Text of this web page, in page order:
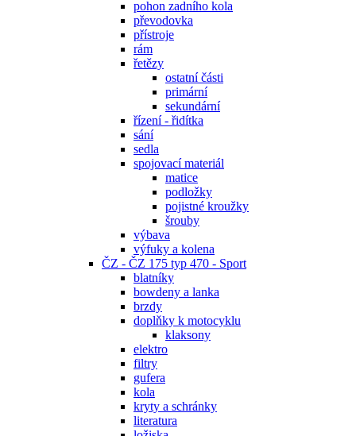
pohon zadního kola
převodovka
přístroje
rám
řetězy
ostatní části
primární
sekundární
řízení - řidítka
sání
sedla
spojovací materiál
matice
podložky
pojistné kroužky
šrouby
výbava
výfuky a kolena
ČZ - ČZ 175 typ 470 - Sport
blatníky
bowdeny a lanka
brzdy
doplňky k motocyklu
klaksony
elektro
filtry
gufera
kola
kryty a schránky
literatura